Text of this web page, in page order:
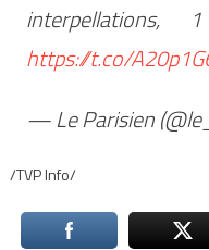
https://t.co/
— Le Parisien
/TVP Info/